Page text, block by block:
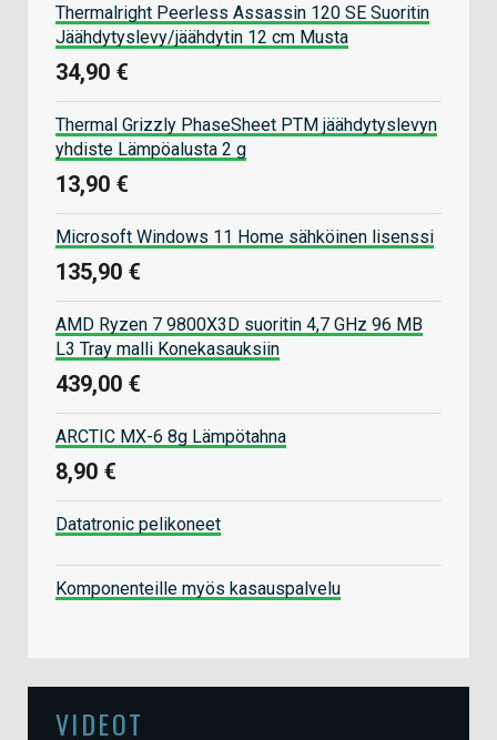
Thermalright Peerless Assassin 120 SE Suoritin
Jäähdytyslevy/jäähdytin 12 cm Musta
34,90 €
Thermal Grizzly PhaseSheet PTM jäähdytyslevyn
yhdiste Lämpöalusta 2 g
13,90 €
Microsoft Windows 11 Home sähköinen lisenssi
135,90 €
AMD Ryzen 7 9800X3D suoritin 4,7 GHz 96 MB
L3 Tray malli Konekasauksiin
439,00 €
ARCTIC MX-6 8g Lämpötahna
8,90 €
Datatronic pelikoneet
Komponenteille myös kasauspalvelu
VIDEOT